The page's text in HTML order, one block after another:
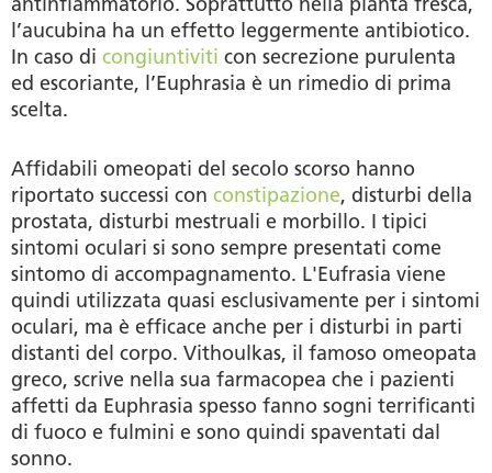
l’aucubina ha un effetto leggermente antibiotico.
In caso di congiuntiviti con secrezione purulenta
ed escoriante, l’Euphrasia è un rimedio di prima
scelta.
Affidabili omeopati del secolo scorso hanno
riportato successi con constipazione, disturbi della
prostata, disturbi mestruali e morbillo. I tipici
sintomi oculari si sono sempre presentati come
sintomo di accompagnamento. L'Eufrasia viene
quindi utilizzata quasi esclusivamente per i sintomi
oculari, ma è efficace anche per i disturbi in parti
distanti del corpo. Vithoulkas, il famoso omeopata
greco, scrive nella sua farmacopea che i pazienti
affetti da Euphrasia spesso fanno sogni terrificanti
di fuoco e fulmini e sono quindi spaventati dal
sonno.